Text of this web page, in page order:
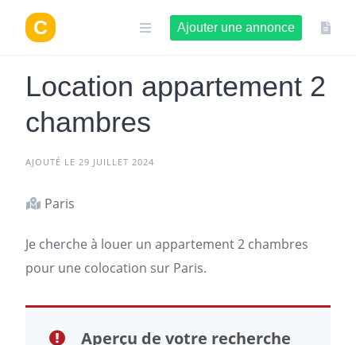
contenu
Ajouter une annonce
Location appartement 2
chambres
AJOUTÉ LE 29 JUILLET 2024
Paris
Je cherche à louer un appartement2 chambres
pour une colocation sur Paris.
Aperçu de votre recherche